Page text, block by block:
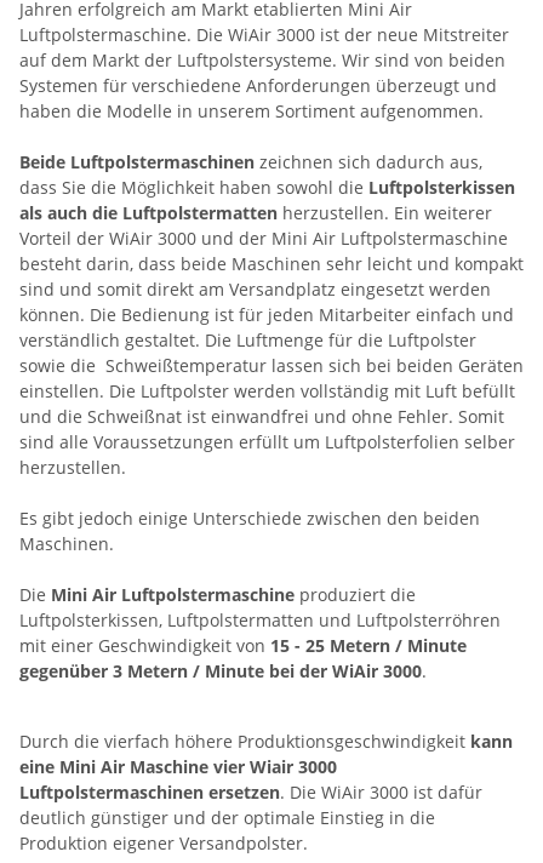
Jahren erfolgreich am Markt etablierten Mini Air
Luftpolstermaschine. Die WiAir 3000 ist der neue Mitstreiter
auf dem Markt der Luftpolstersysteme. Wir sind von beiden
Systemen für verschiedene Anforderungen überzeugt und
haben die Modelle in unserem Sortiment aufgenommen.
Beide Luftpolstermaschinen zeichnen sich dadurch aus,
dass Sie die Möglichkeit haben sowohl die Luftpolsterkissen
als auch die Luftpolstermatten herzustellen. Ein weiterer
Vorteil der WiAir 3000 und der Mini Air Luftpolstermaschine
besteht darin, dass beide Maschinen sehr leicht und kompakt
sind und somit direkt am Versandplatz eingesetzt werden
können. Die Bedienung ist für jeden Mitarbeiter einfach und
verständlich gestaltet. Die Luftmenge für die Luftpolster
sowie die Schweißtemperatur lassen sich bei beiden Geräten
einstellen. Die Luftpolster werden vollständig mit Luft befüllt
und die Schweißnat ist einwandfrei und ohne Fehler. Somit
sind alle Voraussetzungen erfüllt um Luftpolsterfolien selber
herzustellen.
Es gibt jedoch einige Unterschiede zwischen den beiden
Maschinen.
Die Mini Air Luftpolstermaschine produziert die
Luftpolsterkissen, Luftpolstermatten und Luftpolsterröhren
mit einer Geschwindigkeit von 15 - 25 Metern / Minute
gegenüber 3 Metern / Minute bei der WiAir 3000.
Durch die vierfach höhere Produktionsgeschwindigkeit kann
eine Mini Air Maschine vier Wiair 3000
Luftpolstermaschinen ersetzen. Die WiAir 3000 ist dafür
deutlich günstiger und der optimale Einstieg in die
Produktion eigener Versandpolster.